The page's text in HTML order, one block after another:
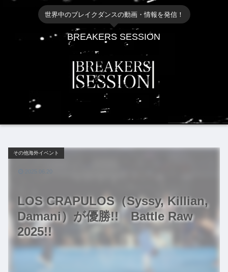
世界中のブレイクダンスの動画・情報を発信！
BREAKERS SESSION
LOS CRAPULOS（Syssy, Killian,
Damani）が優勝!! Battle Raw
2025!!
その他海外イベント